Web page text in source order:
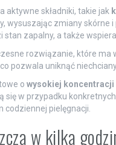
składniki, takie jak
wysuszając zmiany skórne
stan zapalny, a także
rozwiązanie, które ma
pozwala uniknąć
o wysokiej koncentracji
się w przypadku
pielęgnacji.
w kilka